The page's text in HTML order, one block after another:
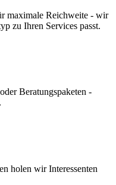
maximale Reichweite - wir
zu Ihren Services passt.
Beratungspaketen -
holen wir Interessenten